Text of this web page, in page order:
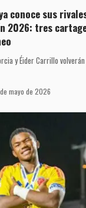
conoce sus
2026: tres
y Éider Carrillo
mayo de 2026